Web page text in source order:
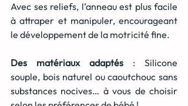
Avec ses reliefs, l’anneau est plus facile
à attraper et manipuler, encourageant
le développement de la motricité fine.
Des matériaux adaptés : Silicone
souple, bois naturel ou caoutchouc sans
substances nocives… à vous de choisir